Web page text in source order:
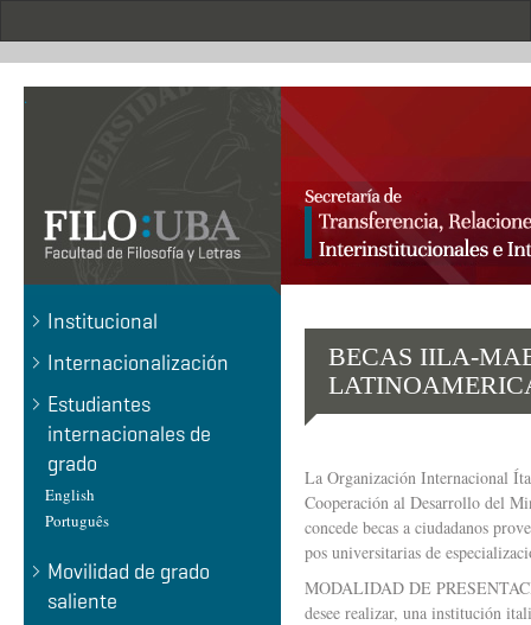
.
Institucional
Internacionalización
Estudiantes
internacionales de
grado
English
Português
Movilidad de grado
saliente
BECAS IILA-
La Organización Internacional
Cooperación al Desarrollo del
concede becas a ciudadanos
pos universitarias de
MODALIDAD DE
desee realizar, una institución